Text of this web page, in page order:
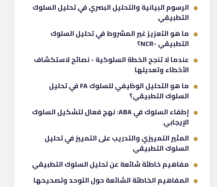
الرسوم البيانية والتحليل البصري في تحليل السلوك
التطبيقي
ما هو التعزيز غير المشروط في تحليل السلوك
التطبيقي -NCR؟
عندما لا تنجح الخطة السلوكية - نصائح لاستكشاف
الأخطاء وتعديلها
ما هو التحليل الوظيفي للسلوك FA في تحليل
السلوك التطبيقي؟
إطفاء السلوك في ABA: نهج فعال لتشكيل السلوك
الإيجابي
المثير التمييزي والتدريب على التمييز في تحليل
السلوك التطبيقي
مفاهيم خاطئة شائعة عن تحليل السلوك التطبيقي
المفاهيم الخاطئة الشائعة حول التوحد وتصحيحها